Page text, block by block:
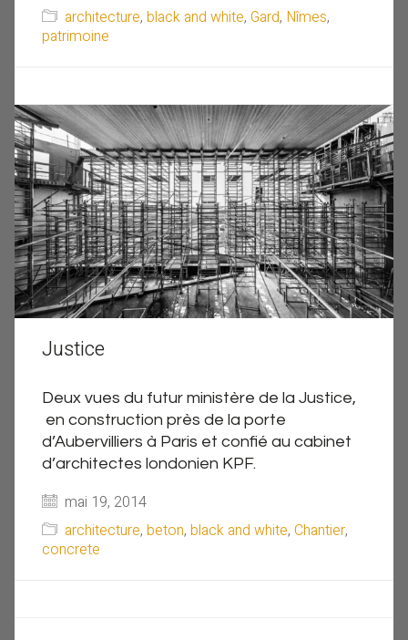
architecture, black and white, Gard, Nîmes,
patrimoine
Justice
Deux vues du futur ministère de la Justice,
en construction près de la porte
d’Aubervilliers à Paris et confié au cabinet
d’architectes londonien KPF.
mai 19, 2014
architecture, beton, black and white, Chantier,
concrete